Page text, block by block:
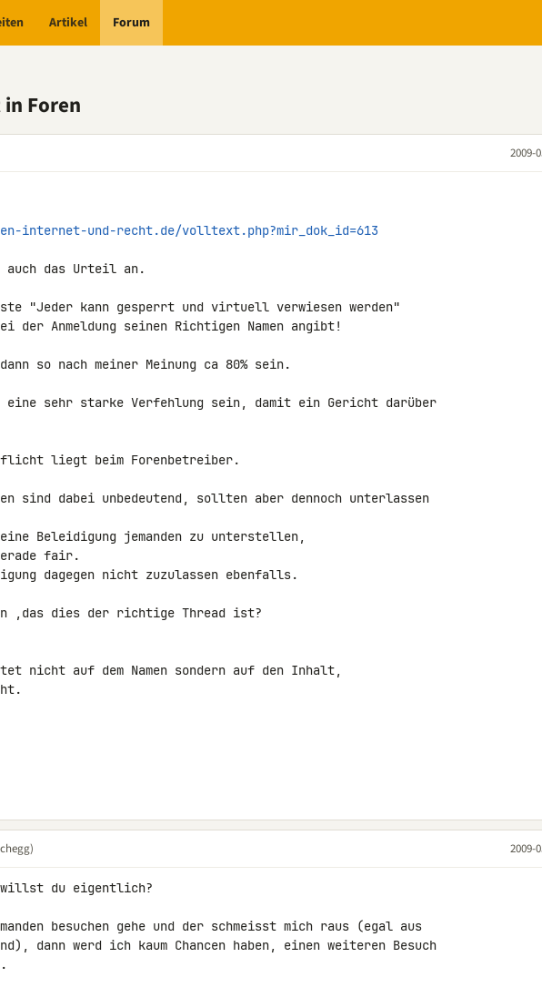
Artikel Forum
Foren
2009-
internet-und-recht.de/volltext.php?mir_dok_id=613
auch das Urteil an.
"Jeder kann gesperrt und virtuell verwiesen werden"
der Anmeldung seinen Richtigen Namen angibt!
so nach meiner Meinung ca 80% sein.
eine sehr starke Verfehlung sein, damit ein Gericht darüber
liegt beim Forenbetreiber.
sind dabei unbedeutend, sollten aber dennoch unterlassen
Beleidigung jemanden zu unterstellen,
fair.
dagegen nicht zuzulassen ebenfalls.
,das dies der richtige Thread ist?
nicht auf dem Namen sondern auf den Inhalt,
2009-
willst du eigentlich?
besuchen gehe und der schmeisst mich raus (egal aus
dann werd ich kaum Chancen haben, einen weiteren Besuch